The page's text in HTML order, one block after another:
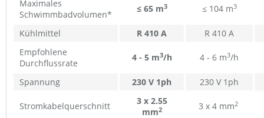
Maximales
Schwimmbadvolumen*
≤ 65 m3 ≤ 104 m3
Kühlmittel R 410 A
R 410 A
Empfohlene
Durchflussrate
4 - 5 m3/h 4 - 6 m3/h
Spannung 230 V 1ph 230 V 1ph
Stromkabelquerschnitt
3 x 2.55
mm2 3 x 4 mm2